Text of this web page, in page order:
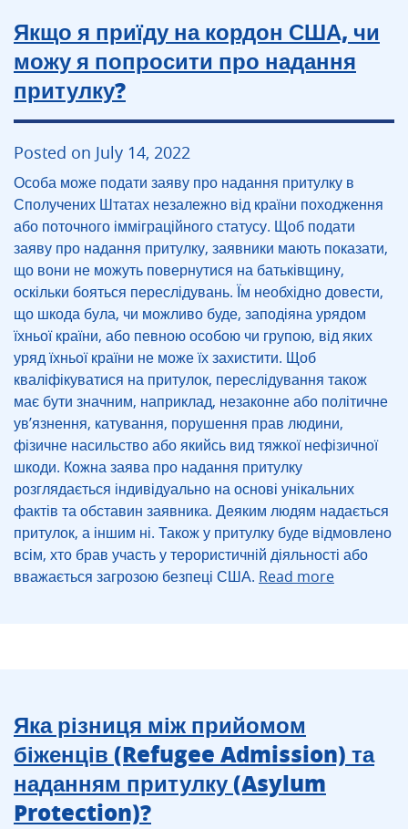
Якщо я приїду на кордон США, чи
можу я попросити про надання
притулку?
Posted on July 14, 2022
Особа може подати заяву про надання притулку в
Сполучених Штатах незалежно від країни походження
або поточного імміграційного статусу. Щоб подати
заяву про надання притулку, заявники мають показати,
що вони не можуть повернутися на батьківщину,
оскільки бояться переслідувань. Їм необхідно довести,
що шкода була, чи можливо буде, заподіяна урядом
їхньої країни, або певною особою чи групою, від яких
уряд їхньої країни не може їх захистити. Щоб
кваліфікуватися на притулок, переслідування також
має бути значним, наприклад, незаконне або політичне
ув’язнення, катування, порушення прав людини,
фізичне насильство або якийсь вид тяжкої нефізичної
шкоди. Кожна заява про надання притулку
розглядається індивідуально на основі унікальних
фактів та обставин заявника. Деяким людям надається
притулок, а іншим ні. Також у притулку буде відмовлено
всім, хто брав участь у терористичній діяльності або
вважається загрозою безпеці США. Read more
Яка різниця між прийомом
біженців (Refugee Admission) та
наданням притулку (Asylum
Protection)?